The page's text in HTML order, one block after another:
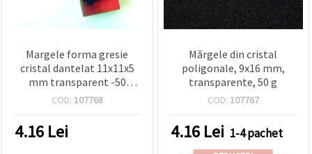
Margele forma gresie
cristal dantelat 11x11x5
mm transparent -50
grame
COD: 107768
4.16 Lei
Mărgele din cristal
poligonale, 9x16 mm,
transparente, 50 g
COD: 107767
4.16 Lei 1-4 pachet